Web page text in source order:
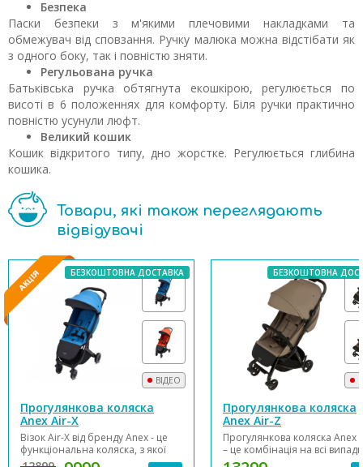
Безпека
Паски безпеки з м'якими плечовими накладками та
обмежувач від сповзання. Ручку малюка можна відстібати як
з одного боку, так і повністю зняти.
Регульована ручка
Батьківська ручка обтягнута екошкірою, регулюється по
висоті в 6 положеннях для комфорту. Біля ручки практично
повністю усунули люфт.
Великий кошик
Кошик відкритого типу, дно жорстке. Регулюється глибина
кошика.
Товари, які також переглядають
відвідувачі
ВІДЕО
БЕЗКОШТОВНА ДОСТАВКА
Прогулянкова коляска
Anex Air-X
Візок Air-X від бренду Anex - це
функціональна коляска, з якої
зручно проводити час де
БЕЗКОШТОВНА
Прогулянкова коляска
Anex Air-Z
Прогулянкова коляска Anex
– це комбінація на всі
дитинства. Реверсивне